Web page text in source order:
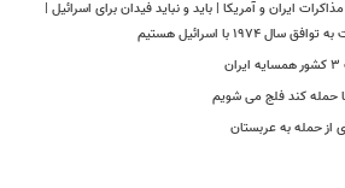
ایران و آمریکا | باید و نباید فیدان برای اسرائیل |
۱۹۷۴ با اسرائیل هستیم
ما حمله کند فلج می شویم
از حمله به عربستان